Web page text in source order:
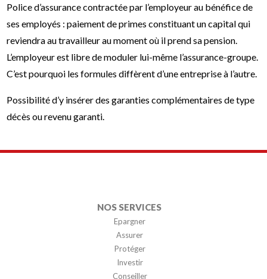
Police d’assurance contractée par l’employeur au bénéfice de
ses employés : paiement de primes constituant un capital qui
reviendra au travailleur au moment où il prend sa pension.
L’employeur est libre de moduler lui-même l’assurance-groupe.
C’est pourquoi les formules diffèrent d’une entreprise à l’autre.
Possibilité d’y insérer des garanties complémentaires de type
décès ou revenu garanti.
NOS SERVICES
Epargner
Assurer
Protéger
Investir
Conseiller